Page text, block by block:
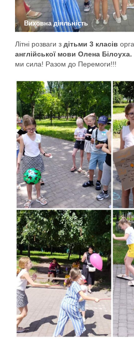
Виховна діяльність
Літні розваги з дітьми 3 класів
англійської мови Олена Білоуха.
ми сила! Разом до Перемоги!!!